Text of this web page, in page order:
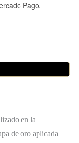
Pago.
en la
de oro aplicada